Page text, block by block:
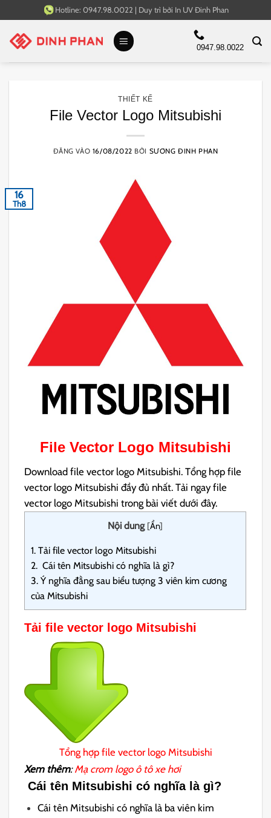
qua
nội
Hotline: 0947.98.0022 | Duy trì bởi In UV Đinh Phan
0947.98.0022
THIẾT KẾ
File Vector Logo Mitsubishi
ĐĂNG VÀO 16/08/2022 BỞI SƯƠNG ĐINH PHAN
16
Th8
File Vector Logo Mitsubishi
Download file vector logo Mitsubishi. Tổng hợp file
vector logo Mitsubishi đầy đủ nhất. Tải ngay file
vector logo Mitsubishi trong bài viết dưới đây.
Nội dung [Ẩn]
1. Tải file vector logo Mitsubishi
2. Cái tên Mitsubishi có nghĩa là gì?
3. Ý nghĩa đằng sau biểu tượng 3 viên kim cương
của Mitsubishi
Tải file vector logo Mitsubishi
Tổng hợp file vector logo Mitsubishi
Xem thêm: Mạ crom logo ô tô xe hơi
Cái tên Mitsubishi có nghĩa là gì?
Cái tên Mitsubishi có nghĩa là ba viên kim